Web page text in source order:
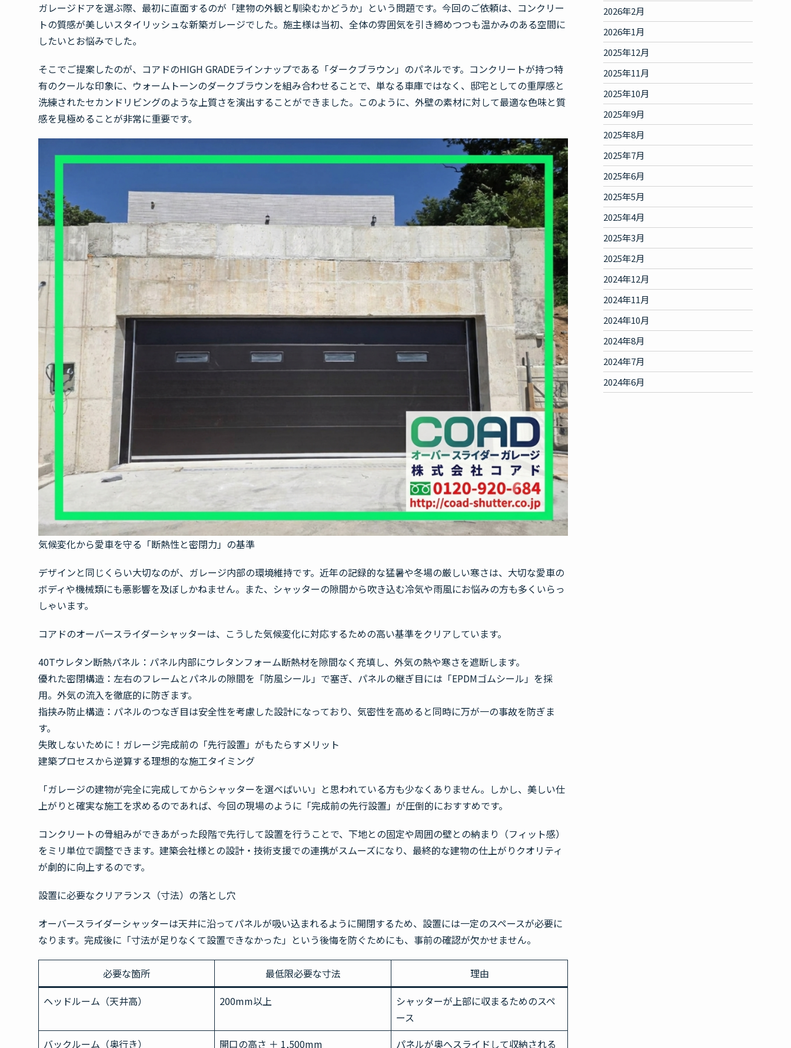
ガレージドアを選ぶ際、最初に直面するのが「建物の外観と馴染むかどうか」という問題です。今回のご依頼は、コンクリー
トの質感が美しいスタイリッシュな新築ガレージでした。施主様は当初、全体の雰囲気を引き締めつつも温かみのある空間に
したいとお悩みでした。
そこでご提案したのが、コアドのHIGH GRADEラインナップである「ダークブラウン」のパネルです。コンクリートが持つ特
有のクールな印象に、ウォームトーンのダークブラウンを組み合わせることで、単なる車庫ではなく、邸宅としての重厚感と
洗練されたセカンドリビングのような上質さを演出することができました。このように、外壁の素材に対して最適な色味と質
感を見極めることが非常に重要です。
気候変化から愛車を守る「断熱性と密閉力」の基準
デザインと同じくらい大切なのが、ガレージ内部の環境維持です。近年の記録的な猛暑や冬場の厳しい寒さは、大切な愛車の
ボディや機械類にも悪影響を及ぼしかねません。また、シャッターの隙間から吹き込む冷気や雨風にお悩みの方も多くいらっ
しゃいます。
コアドのオーバースライダーシャッターは、こうした気候変化に対応するための高い基準をクリアしています。
40Tウレタン断熱パネル ：パネル内部にウレタンフォーム断熱材を隙間なく充填し、外気の熱や寒さを遮断します。
優れた密閉構造 ：左右のフレームとパネルの隙間を「防風シール」で塞ぎ、パネルの継ぎ目には「EPDMゴムシール」を採
用。外気の流入を徹底的に防ぎます。
指挟み防止構造 ：パネルのつなぎ目は安全性を考慮した設計になっており、気密性を高めると同時に万が一の事故を防ぎま
す。
失敗しないために！ガレージ完成前の「先行設置」がもたらすメリット
建築プロセスから逆算する理想的な施工タイミング
「ガレージの建物が完全に完成してからシャッターを選べばいい」と思われている方も少なくありません。しかし、美しい仕
上がりと確実な施工を求めるのであれば、今回の現場のように「完成前の先行設置」が圧倒的におすすめです。
コンクリートの骨組みができあがった段階で先行して設置を行うことで、下地との固定や周囲の壁との納まり（フィット感）
をミリ単位で調整できます。建築会社様との設計・技術支援での連携がスムーズになり、最終的な建物の仕上がりクオリティ
が劇的に向上するのです。
設置に必要なクリアランス（寸法）の落とし穴
オーバースライダーシャッターは天井に沿ってパネルが吸い込まれるように開閉するため、設置には一定のスペースが必要に
なります。完成後に「寸法が足りなくて設置できなかった」という後悔を防ぐためにも、事前の確認が欠かせません。
必要な箇所 最低限必要な寸法
理由
ヘッドルーム（天井高）
200mm以上
シャッターが上部に収まるためのスペ
ース
バックルーム（奥行き）
開口の高さ ＋ 1,500mm パネルが奥へスライドして収納される
2026年2月
2026年1月
2025年12月
2025年11月
2025年10月
2025年9月
2025年8月
2025年7月
2025年6月
2025年5月
2025年4月
2025年3月
2025年2月
2024年12月
2024年11月
2024年10月
2024年8月
2024年7月
2024年6月